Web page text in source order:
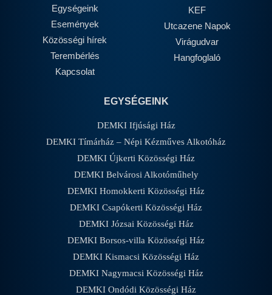
Egységeink
Események
Közösségi hírek
Terembérlés
Kapcsolat
KEF
Utcazene Napok
Virágudvar
Hangfoglaló
EGYSÉGEINK
DEMKI Ifjúsági Ház
DEMKI Tímárház – Népi Kézműves Alkotóház
DEMKI Újkerti Közösségi Ház
DEMKI Belvárosi Alkotóműhely
DEMKI Homokkerti Közösségi Ház
DEMKI Csapókerti Közösségi Ház
DEMKI Józsai Közösségi Ház
DEMKI Borsos-villa Közösségi Ház
DEMKI Kismacsi Közösségi Ház
DEMKI Nagymacsi Közösségi Ház
DEMKI Ondódi Közösségi Ház